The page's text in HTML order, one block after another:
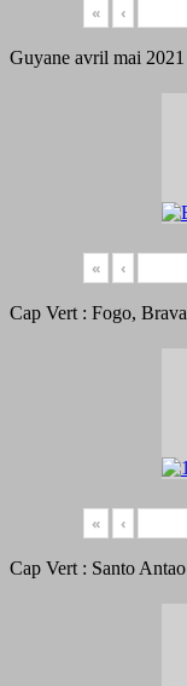
« ‹
Guyane avril mai 2021
« ‹
Cap Vert : Fogo,
« ‹
Cap Vert : Santo Antao